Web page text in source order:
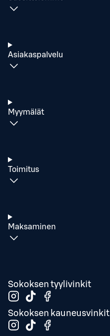
Asiakaspalvelu
Myymälät
Toimitus
Maksaminen
Sokoksen tyylivinkit
Sokoksen kauneusvinkit